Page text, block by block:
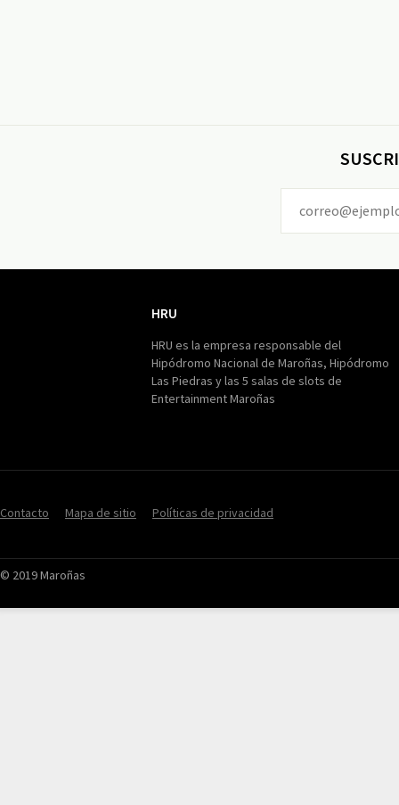
HRU
HRU es la empresa responsable del
Hipódromo Nacional de Maroñas, Hipódromo
Las Piedras y las 5 salas de slots de
Entertainment Maroñas
Contacto Mapa de sitio Políticas de privacidad
© 2019 Maroñas